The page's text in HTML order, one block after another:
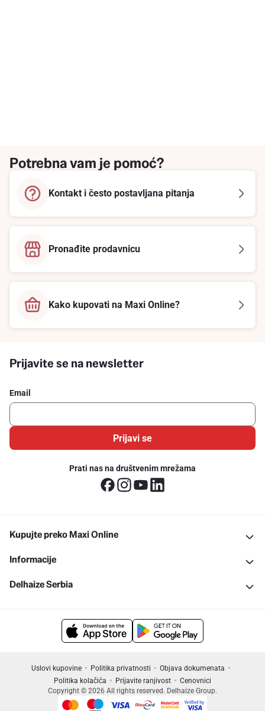
Potrebna vam je pomoć?
Kontakt i često postavljana pitanja
Pronađite prodavnicu
Kako kupovati na Maxi Online?
Prijavite se na newsletter
Email
Prijavi se
Prati nas na društvenim mrežama
Kupujte preko Maxi Online
Informacije
Delhaize Serbia
Uslovi kupovine Politika privatnosti
Objava dokumenata
Politika kolačića
Prijavite ranjivost
Cenovnici
Copyright © 2026 All rights reserved. Delhaize Group.